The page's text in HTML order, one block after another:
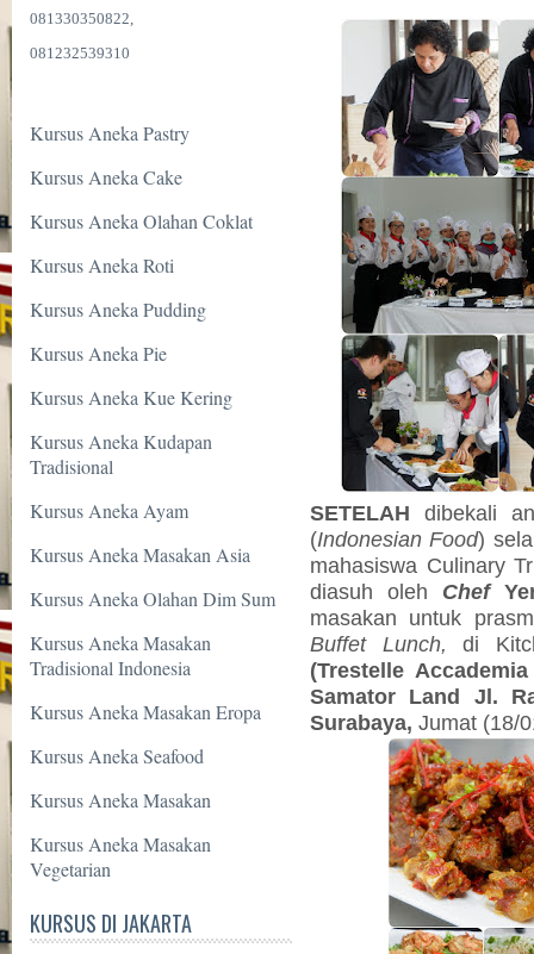
081330350822,
081232539310
Kursus Aneka Pastry
Kursus Aneka Cake
Kursus Aneka Olahan Coklat
Kursus Aneka Roti
Kursus Aneka Pudding
Kursus Aneka Pie
Kursus Aneka Kue Kering
Kursus Aneka Kudapan
Tradisional
Kursus Aneka Ayam
Kursus Aneka Masakan Asia
Kursus Aneka Olahan Dim Sum
Kursus Aneka Masakan
Tradisional Indonesia
Kursus Aneka Masakan Eropa
Kursus Aneka Seafood
Kursus Aneka Masakan
Kursus Aneka Masakan
Vegetarian
KURSUS DI JAKARTA
SETELAH dibekali
(Indonesian Food)
mahasiswa Culinary
diasuh oleh Chef
masakan untuk
Buffet Lunch,di
(Trestelle
Samator Land Jl.
Surabaya, Jumat (18/